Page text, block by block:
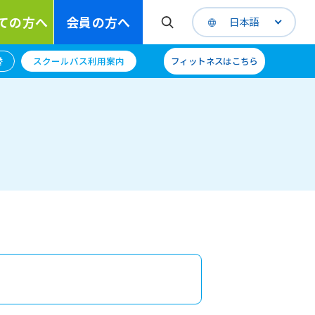
の方へ 会員の方へ 日本語
スクールバス利用案内 フィットネスはこちら